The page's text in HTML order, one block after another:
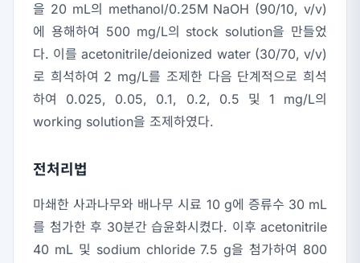
을 20 mL의 methanol/0.25M NaOH (90/10, v/v)
에 용해하여 500 mg/L의 stock solution을 만들었
다. 이를 acetonitrile/deionized water (30/70, v/v)
로 희석하여 2 mg/L를 조제한 다음 단계적으로 희석
하여 0.025, 0.05, 0.1, 0.2, 0.5 및 1 mg/L의
working solution을 조제하였다.
전처리법
마쇄한 사과나무와 배나무 시료 10 g에 증류수 30 mL
를 첨가한 후 30분간 습윤화시켰다. 이후 acetonitrile
40 mL 및 sodium chloride 7.5 g을 첨가하여 800